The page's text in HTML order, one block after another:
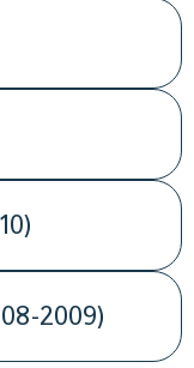
2009)